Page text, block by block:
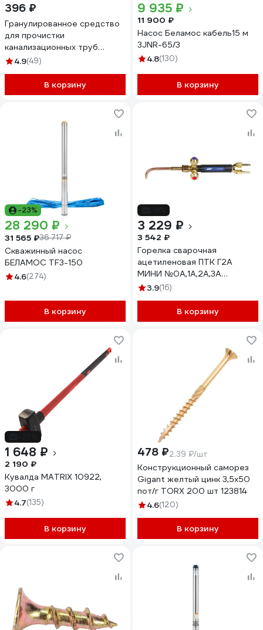
396 ₽
Гранулированное средство
для прочистки
канализационных труб
UNICUM, 600 г /10 604898
4.9(49)
В корзину
9 935 ₽
11 900 ₽
Насос Беламос кабель15 м
3JNR-65/3
4.8(130)
В корзину
-23%
28 290 ₽
31 565 ₽36 717 ₽
Скважинный насос
БЕЛАМОС TF3-150
4.6(274)
В корзину
3 229 ₽
3 542 ₽
Горелка сварочная
ацетиленовая ПТК Г2А
МИНИ №0А,1А,2А,3А
00000029422
3.9(16)
В корзину
1 648 ₽
2 190 ₽
Кувалда MATRIX 10922,
3000 г
4.7(135)
В корзину
478 ₽2.39 ₽/шт
Конструкционный саморез
Gigant желтый цинк 3,5x50
пот/г TORX 200 шт 123814
4.6(120)
В корзину